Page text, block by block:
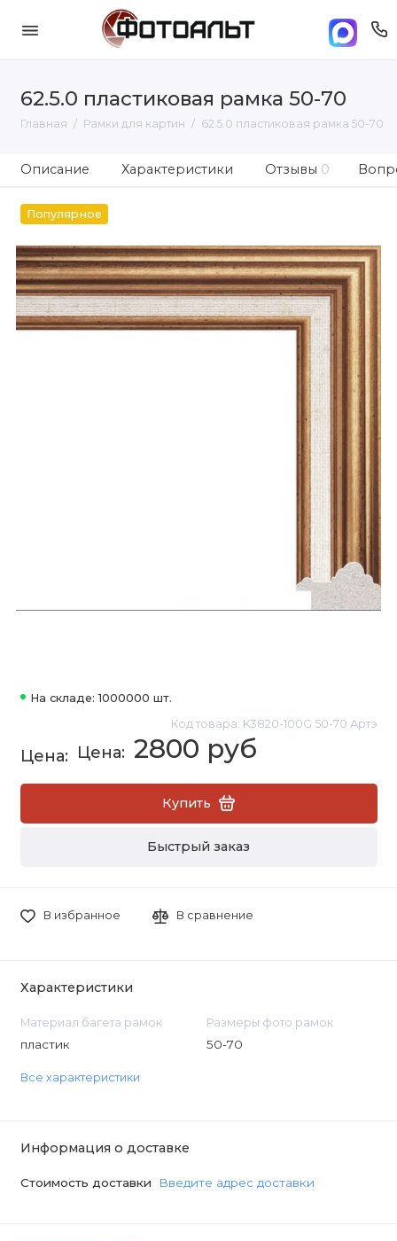
62.5.0 пластиковая рамка 50-70
Главная Рамки для картин 62.5.0 пластиковая рамка 50-70
Описание Характеристики Отзывы 0
Популярное
На складе: 1000000 шт.
Код товара: K3820-100G 50-70 Артэ
2800 руб
Купить
Быстрый заказ
В избранное В сравнение
Характеристики
Материал багета рамок
пластик
Размеры фото рамок
50-70
Все характеристики
Информация о доставке
Стоимость доставки Введите адрес доставки